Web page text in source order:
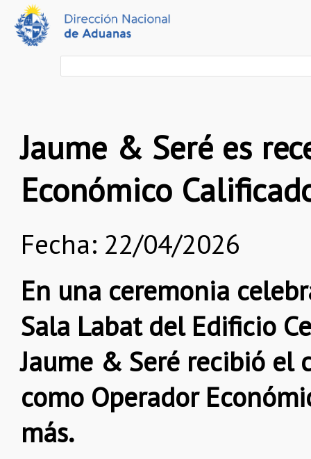
Jaume & Seré es
Económico
Fecha: 22/04/2026
En una ceremonia
Sala Labat del Edificio
Jaume & Seré recibió el
como Operador
más.